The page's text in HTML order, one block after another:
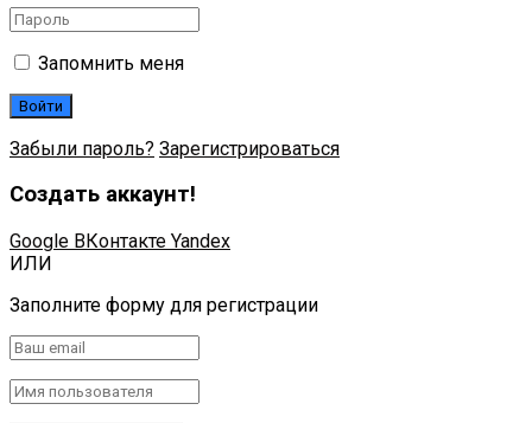
Запомнить меня
Забыли пароль? Зарегистрироваться
Создать аккаунт!
Google ВКонтакте Yandex
ИЛИ
Заполните форму для регистрации